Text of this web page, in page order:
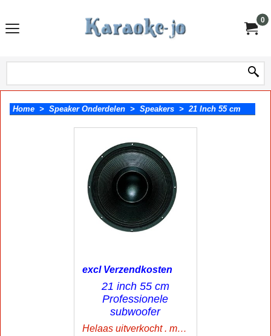
0
Home > Speaker Onderdelen > Speakers >21 Inch 55 cm
excl Verzendkosten
21 inch 55 cm
Professionele
subwoofer
Helaas uitverkocht . mail voor info